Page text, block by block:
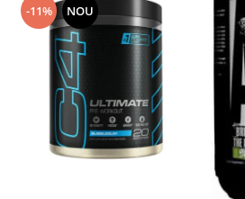
-11% NOU